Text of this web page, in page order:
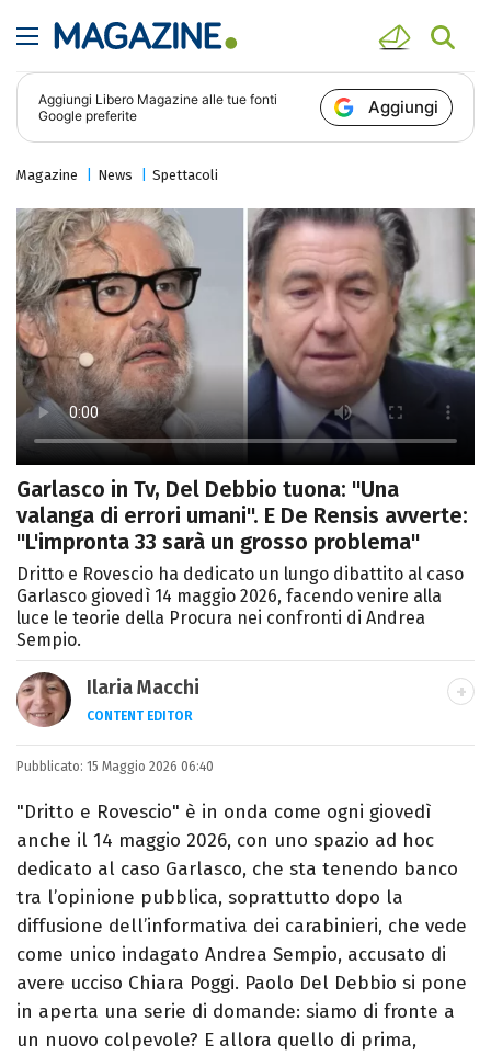
Aggiungi Libero Magazine alle tue fonti
Google preferite
Aggiungi
Magazine News Spettacoli
Garlasco in Tv, Del Debbio tuona: "Una
valanga di errori umani". E De Rensis avverte:
"L'impronta 33 sarà un grosso problema"
Dritto e Rovescio ha dedicato un lungo dibattito al caso
Garlasco giovedì 14 maggio 2026, facendo venire alla
luce le teorie della Procura nei confronti di Andrea
Sempio.
Ilaria Macchi
CONTENT EDITOR
Laureata in Linguaggi dei Media, amo il
giornalismo, il calcio, la TV e la moda, dove
cerco sempre le ultime tendenze.
Pubblicato: 15 Maggio 2026 06:40
"Dritto e Rovescio" è in onda come ogni giovedì
anche il 14 maggio 2026, con uno spazio ad hoc
dedicato al caso Garlasco, che sta tenendo banco
tra l’opinione pubblica, soprattutto dopo la
diffusione dell’informativa dei carabinieri, che vede
come unico indagato Andrea Sempio, accusato di
avere ucciso Chiara Poggi. Paolo Del Debbio si pone
in aperta una serie di domande: siamo di fronte a
un nuovo colpevole? E allora quello di prima,